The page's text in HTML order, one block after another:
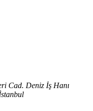
Cad. Deniz İş Hanı